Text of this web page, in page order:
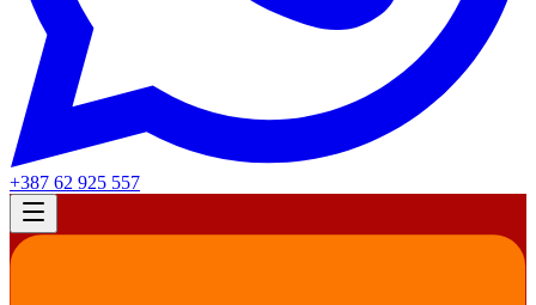
+387 62 925 557